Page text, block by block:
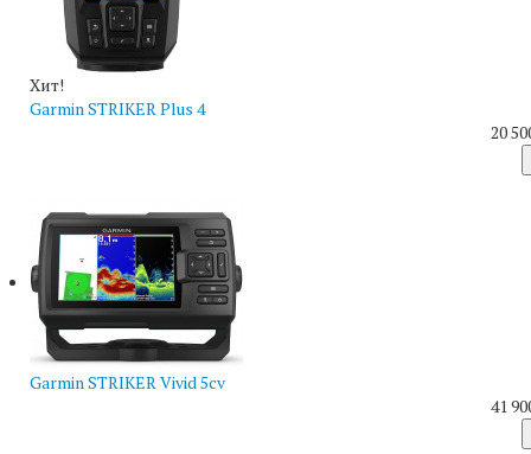
Хит!
Garmin STRIKER Plus 4
20
Garmin STRIKER Vivid 5cv
41